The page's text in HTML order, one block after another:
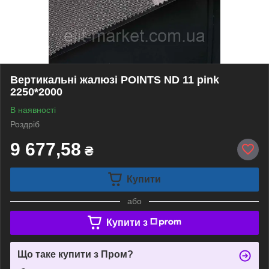
Вертикальні жалюзі POINTS ND 11 pink
2250*2000
В наявності
Роздріб
9 677,58 ₴
Купити
або
Купити з
Що таке купити з Пром?